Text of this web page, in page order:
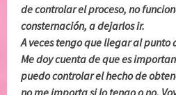
de controlar el proceso, no
consternación, a dejarlos ir.
A veces tengo que llegar al punto
Me doy cuenta de que es
puedo controlar el hecho de
no me importa si lo tengo o no.